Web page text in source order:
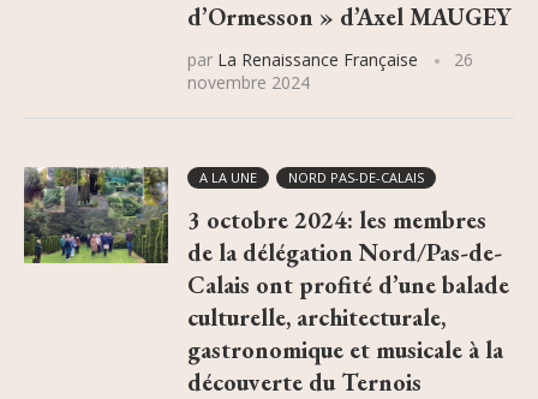
d’Ormesson » d’Axel MAUGEY
par La Renaissance Française
26
novembre 2024
A LA UNE NORD PAS-DE-CALAIS
3 octobre 2024: les membres
de la délégation Nord/Pas-de-
Calais ont profité d’une balade
culturelle, architecturale,
gastronomique et musicale à la
découverte du Ternois